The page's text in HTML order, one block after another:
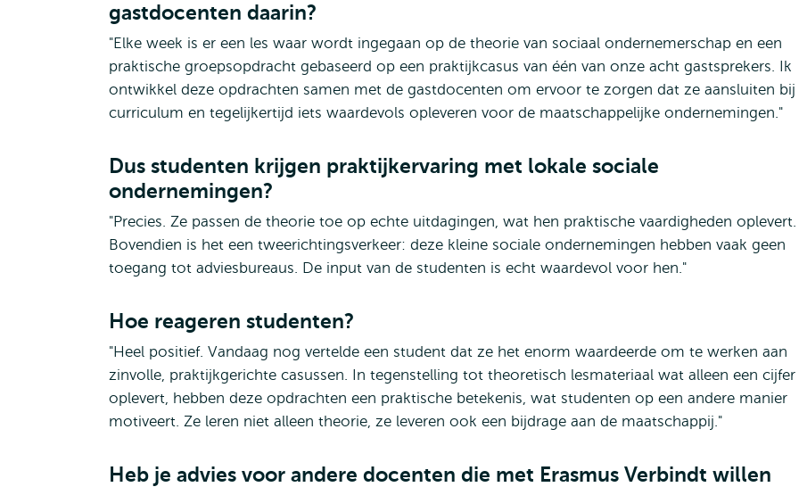
gastdocenten daarin?
"Elke week is er een les waar wordt ingegaan op de theorie van sociaal ondernemerschap en een
praktische groepsopdracht gebaseerd op een praktijkcasus van één van onze acht gastsprekers. Ik
ontwikkel deze opdrachten samen met de gastdocenten om ervoor te zorgen dat ze aansluiten bij
curriculum en tegelijkertijd iets waardevols opleveren voor de maatschappelijke ondernemingen."
Dus studenten krijgen praktijkervaring met lokale sociale
ondernemingen?
"Precies. Ze passen de theorie toe op echte uitdagingen, wat hen praktische vaardigheden oplevert.
Bovendien is het een tweerichtingsverkeer: deze kleine sociale ondernemingen hebben vaak geen
toegang tot adviesbureaus. De input van de studenten is echt waardevol voor hen."
Hoe reageren studenten?
"Heel positief. Vandaag nog vertelde een student dat ze het enorm waardeerde om te werken aan
zinvolle, praktijkgerichte casussen. In tegenstelling tot theoretisch lesmateriaal wat alleen een cijfer
oplevert, hebben deze opdrachten een praktische betekenis, wat studenten op een andere manier
motiveert. Ze leren niet alleen theorie, ze leveren ook een bijdrage aan de maatschappij."
Heb je advies voor andere docenten die met Erasmus Verbindt willen